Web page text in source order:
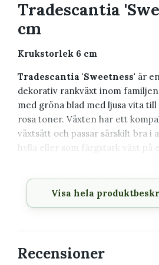
Tradescantia
cm
Krukstorlek 6 cm
Tradescantia 'Sweetness' är
dekorativ rankväxt inom
med gröna blad med ljusa vita
rosa toner. Växten har ett
växtsätt och passar särskilt bra i
hylla eller som färgstark växt på
Växtbeskrivning
Svenskt namn
Visa hela
Recensioner